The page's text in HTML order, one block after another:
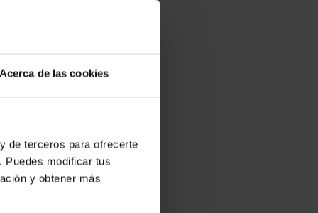
Acerca de las cookies
de terceros para ofrecerte
Puedes modificar tus
y obtener más